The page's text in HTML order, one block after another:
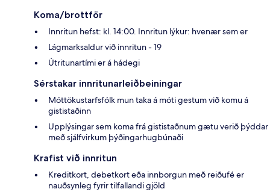
Koma/brottför
Innritun hefst: kl. 14:00. Innritun lýkur: hvenær sem er
Lágmarksaldur við innritun - 19
Útritunartími er á hádegi
Sérstakar innritunarleiðbeiningar
Móttökustarfsfólk mun taka á móti gestum við komu á
gististaðinn
Upplýsingar sem koma frá gististaðnum gætu verið þýddar
með sjálfvirkum þýðingarhugbúnaði
Krafist við innritun
Kreditkort, debetkort eða innborgun með reiðufé er
nauðsynleg fyrir tilfallandi gjöld